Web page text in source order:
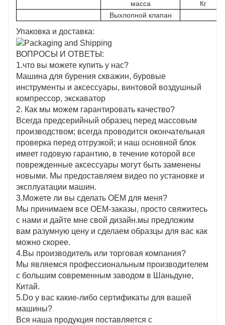
масса
Кг
Выхлопной клапан
Упаковка и доставка:
ВОПРОСЫ И ОТВЕТЫ:
1.что вы можете купить у нас?
Машина для бурения скважин, буровые
инструменты и аксессуары, винтовой воздушный
компрессор, экскаватор
2. Как мы можем гарантировать качество?
Всегда предсерийный образец перед массовым
производством; всегда проводится окончательная
проверка перед отгрузкой; и наш основной блок
имеет годовую гарантию, в течение которой все
поврежденные аксессуары могут быть заменены
новыми. Мы предоставляем видео по установке и
эксплуатации машин.
3.Можете ли вы сделать OEM для меня?
Мы принимаем все OEM-заказы, просто свяжитесь
с нами и дайте мне свой дизайн.мы предложим
вам разумную цену и сделаем образцы для вас как
можно скорее.
4.Вы производитель или торговая компания?
Мы являемся профессиональным производителем
с большим современным заводом в Шаньдуне,
Китай.
5.Do у вас какие-либо сертификаты для вашей
машины?
Вся наша продукция поставляется с